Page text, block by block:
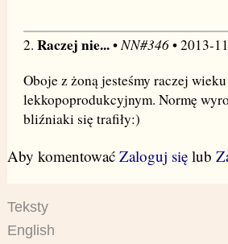
2. Raczej nie...•NN#346• 2013-
Oboje z żoną jesteśmy raczej wieku
lekkopoprodukcyjnym. Normę
bliźniaki się trafiły:)
Aby komentować Zaloguj sięlub
Teksty
English